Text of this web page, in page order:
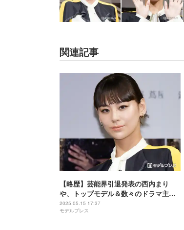
関連記事
【略歴】芸能界引退発表の西内まり
や、トップモデル＆数々のドラマ主演
で活躍 近年は海外活動広げる
2025.05.15 17:37
モデルプレス